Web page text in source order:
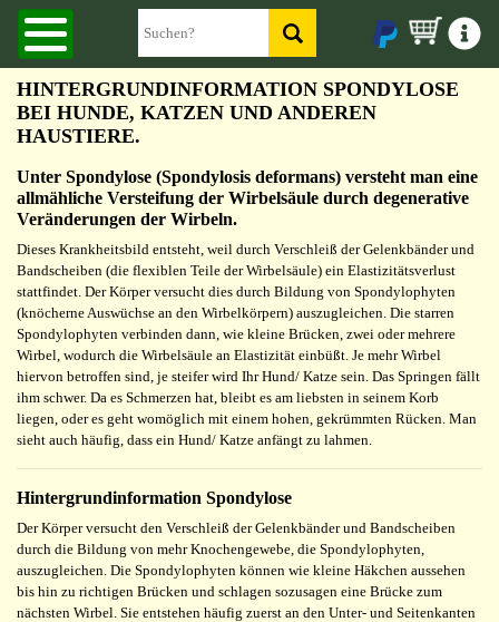
HINTERGRUNDINFORMATION SPONDYLOSE
BEI HUNDE, KATZEN UND ANDEREN
HAUSTIERE.
Unter Spondylose (Spondylosis deformans) versteht man eine
allmähliche Versteifung der Wirbelsäule durch degenerative
Veränderungen der Wirbeln.
Dieses Krankheitsbild entsteht, weil durch Verschleiß der Gelenkbänder und
Bandscheiben (die flexiblen Teile der Wirbelsäule) ein Elastizitätsverlust
stattfindet. Der Körper versucht dies durch Bildung von Spondylophyten
(knöcherne Auswüchse an den Wirbelkörpern) auszugleichen. Die starren
Spondylophyten verbinden dann, wie kleine Brücken, zwei oder mehrere
Wirbel, wodurch die Wirbelsäule an Elastizität einbüßt. Je mehr Wirbel
hiervon betroffen sind, je steifer wird Ihr Hund/ Katze sein. Das Springen fällt
ihm schwer. Da es Schmerzen hat, bleibt es am liebsten in seinem Korb
liegen, oder es geht womöglich mit einem hohen, gekrümmten Rücken. Man
sieht auch häufig, dass ein Hund/ Katze anfängt zu lahmen.
Hintergrundinformation Spondylose
Der Körper versucht den Verschleiß der Gelenkbänder und Bandscheiben
durch die Bildung von mehr Knochengewebe, die Spondylophyten,
auszugleichen. Die Spondylophyten können wie kleine Häkchen aussehen
bis hin zu richtigen Brücken und schlagen sozusagen eine Brücke zum
nächsten Wirbel. Sie entstehen häufig zuerst an den Unter- und Seitenkanten